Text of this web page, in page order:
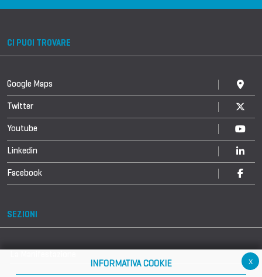
CI PUOI TROVARE
Google Maps
Twitter
Youtube
Linkedin
Facebook
SEZIONI
x
INFORMATIVA COOKIE